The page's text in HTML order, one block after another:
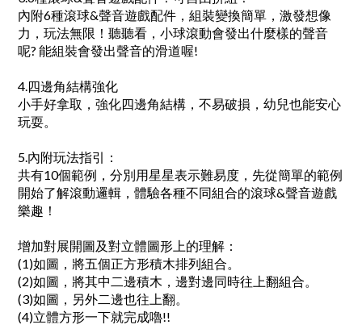
內附6種滾球&聲音遊戲配件，組裝變換簡單，激發想像
力，玩法無限！聽聽看，小球滾動會發出什麼樣的聲音
呢? 能組裝會發出聲音的滑道喔!
4.四邊角結構強化
小手好拿取，強化四邊角結構，不易破損，幼兒也能安心
玩耍。
5.內附玩法指引：
共有10個範例，分別用星星表示難易度，先從簡單的範例
開始了解滾動邏輯，體驗各種不同組合的滾球&聲音遊戲
樂趣！
增加對展開圖及對立體圖形上的理解：
(1)如圖，將五個正方形積木排列組合。
(2)如圖，將其中二邊積木，邊對邊同時往上翻組合。
(3)如圖，另外二邊也往上翻。
(4)立體方形一下就完成嚕!!